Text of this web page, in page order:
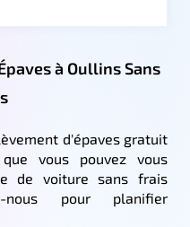
à Oullins Sans
d'épaves gratuit
vous pouvez vous
de voiture sans frais
nous pour planifier